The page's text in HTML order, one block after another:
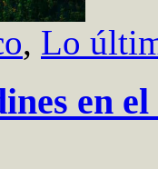
, Lo
en